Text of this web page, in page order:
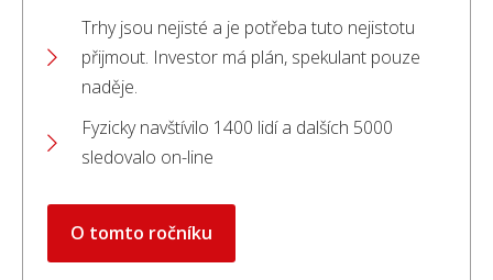
Trhy jsou nejisté a je potřeba tuto nejistotu
přijmout. Investor má plán, spekulant pouze
naděje.
Fyzicky navštívilo 1400 lidí a dalších 5000
sledovalo on-line
O tomto ročníku